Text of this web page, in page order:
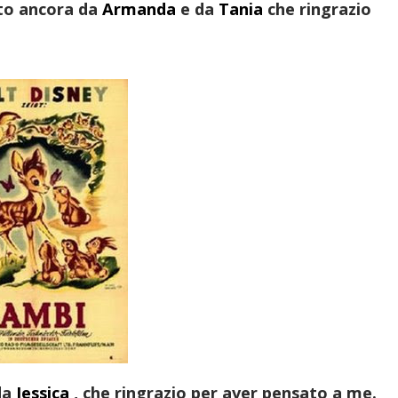
ancora da Armanda e da Tania che ringrazio
Jessica , che ringrazio per aver pensato a me.